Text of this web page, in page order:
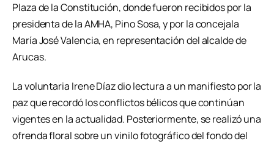
Plaza de la Constitución, donde fueron recibidos por la
presidenta de la AMHA, Pino Sosa, y por la concejala
María José Valencia, en representación del alcalde de
Arucas.
La voluntaria Irene Díaz dio lectura a un manifiesto por la
paz que recordó los conflictos bélicos que continúan
vigentes en la actualidad. Posteriormente, se realizó una
ofrenda floral sobre un vinilo fotográfico del fondo del